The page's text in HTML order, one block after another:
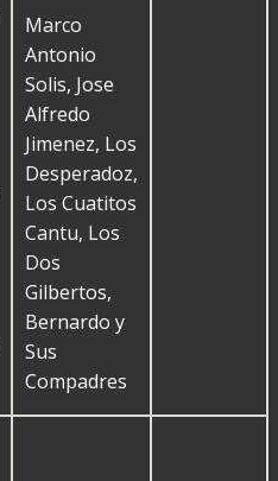
Marco
Antonio
Solis, Jose
Alfredo
Jimenez, Los
Desperadoz,
Los Cuatitos
Cantu, Los
Dos
Gilbertos,
Bernardo y
Sus
Compadres